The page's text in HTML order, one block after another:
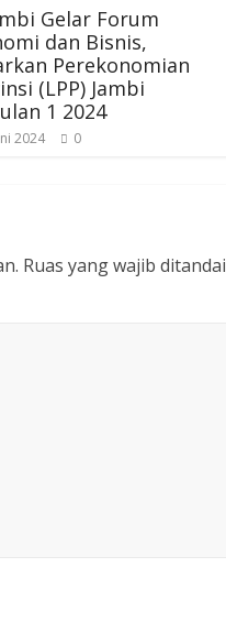
Gelar Forum
dan Bisnis,
Perekonomian
(LPP) Jambi
1 2024
2024 0
Ruas yang wajib ditandai